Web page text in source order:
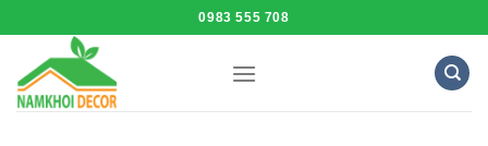
to
content
0983 555 708